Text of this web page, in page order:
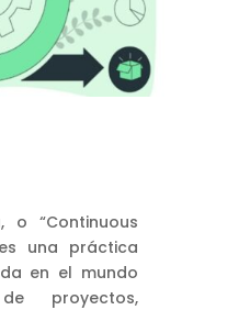
o “Continuous
una práctica
en el mundo
proyectos,